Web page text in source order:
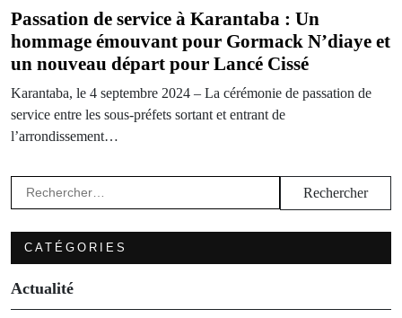
Passation de service à Karantaba : Un
hommage émouvant pour Gormack N’diaye et
un nouveau départ pour Lancé Cissé
Karantaba, le 4 septembre 2024 – La cérémonie de passation de
service entre les sous-préfets sortant et entrant de
l’arrondissement…
Rechercher :
CATÉGORIES
Actualité